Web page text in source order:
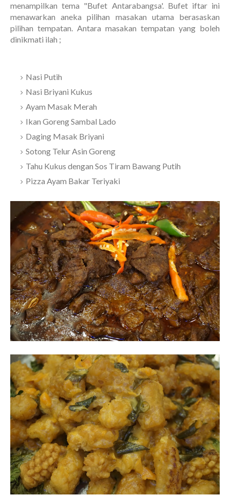
menampilkan tema "Bufet Antarabangsa'. Bufet iftar ini
menawarkan aneka pilihan masakan utama berasaskan
pilihan tempatan. Antara masakan tempatan yang boleh
dinikmati ilah ;
Nasi Putih
Nasi Briyani Kukus
Ayam Masak Merah
Ikan Goreng Sambal Lado
Daging Masak Briyani
Sotong Telur Asin Goreng
Tahu Kukus dengan Sos Tiram Bawang Putih
Pizza Ayam Bakar Teriyaki